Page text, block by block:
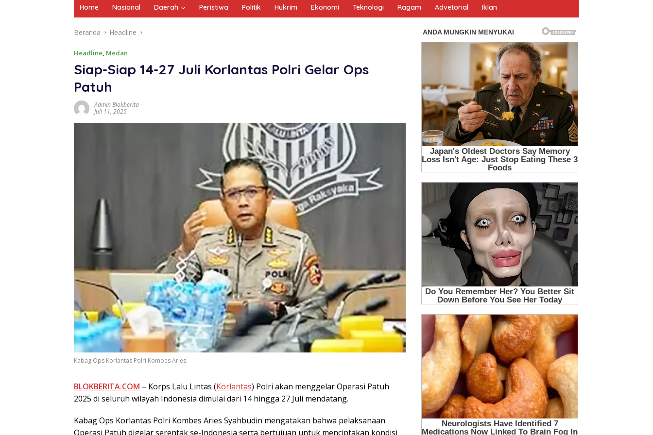
Home Nasional Daerah Peristiwa Politik Hukrim Ekonomi Teknologi Ragam Advetorial Iklan
Beranda Headline
Headline Medan
Siap-Siap 14-27 Juli Korlantas Polri Gelar Ops
Patuh
Admin Blokberita
Juli 11, 2025
Kabag Ops Korlantas Polri Kombes Aries.
BLOKBERITA.COM – Korps Lalu Lintas (Korlantas) Polri akan menggelar Operasi Patuh
2025 di seluruh wilayah Indonesia dimulai dari 14 hingga 27 Juli mendatang.
Kabag Ops Korlantas Polri Kombes Aries Syahbudin mengatakan bahwa pelaksanaan
Operasi Patuh digelar serentak se-Indonesia serta bertujuan untuk menciptakan kondisi